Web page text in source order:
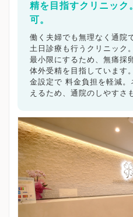
精を目指すクリニック
可。
働く夫婦でも無理なく通院
土日診療も行うクリニック
最小限にするため、無痛採
体外受精を目指しています
金設定で 料金負担を軽減
えるため、通院のしやすさ